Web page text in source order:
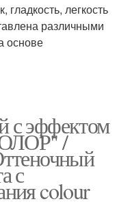
легкость
различными
основе
с эффектом
/
с
colour